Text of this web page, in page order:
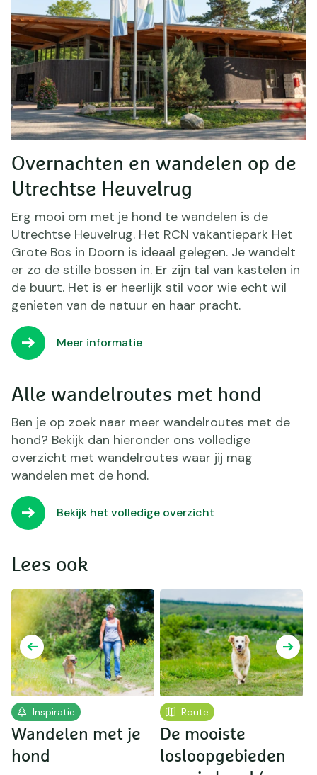
Overnachten en wandelen op de
Utrechtse Heuvelrug
Erg mooi om met je hond te wandelen is de
Utrechtse Heuvelrug. Het RCN vakantiepark Het
Grote Bos in Doorn is ideaal gelegen. Je wandelt
er zo de stille bossen in. Er zijn tal van kastelen in
de buurt. Het is er heerlijk stil voor wie echt wil
genieten van de natuur en haar pracht.
Meer informatie
Alle wandelroutes met hond
Ben je op zoek naar meer wandelroutes met de
hond? Bekijk dan hieronder ons volledige
overzicht met wandelroutes waar jij mag
wandelen met de hond.
Bekijk het volledige overzicht
Lees ook
Inspiratie
Wandelen met je
hond
Route
De mooiste
losloopgebieden